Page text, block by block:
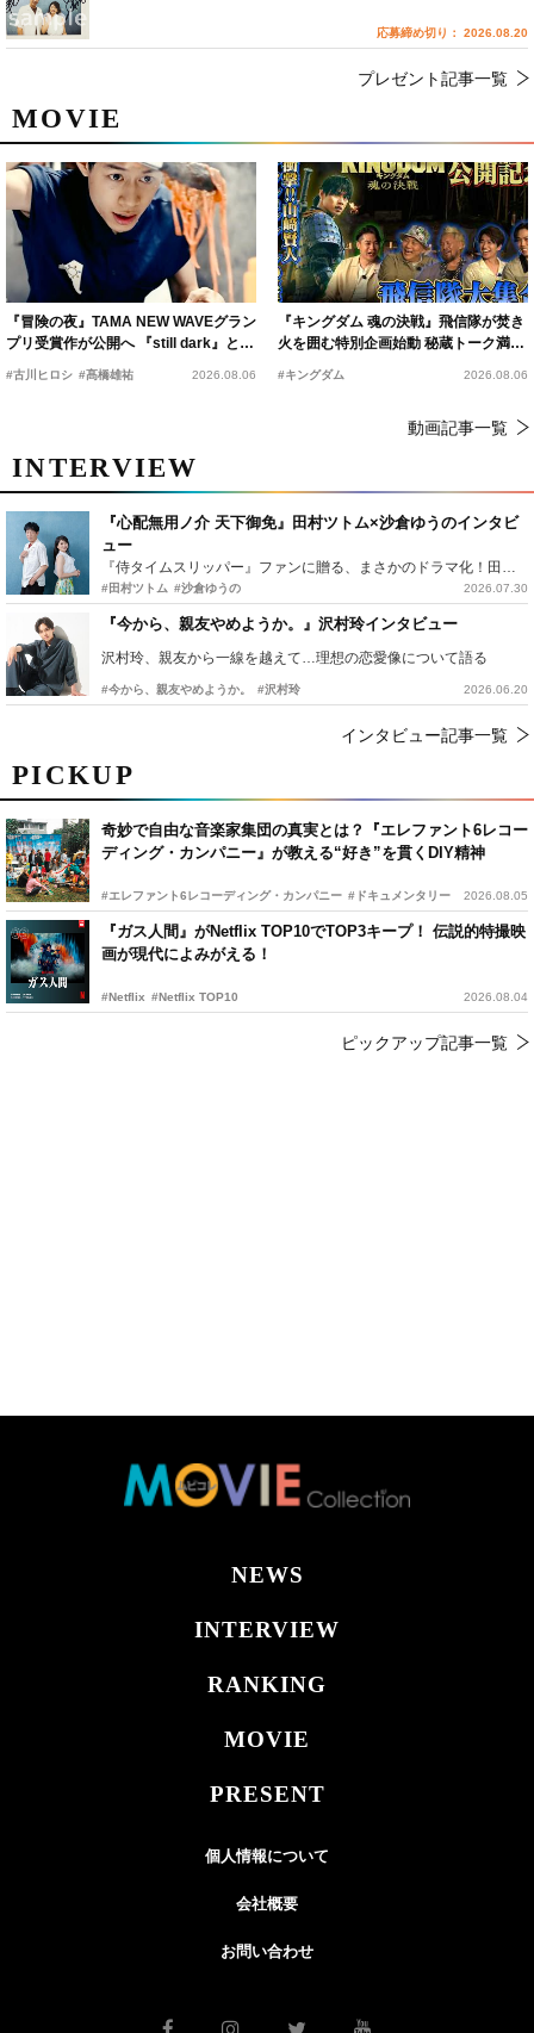
PICKUP
奇妙で自由な音楽家集団の真実とは？『エレファント6レコー
ディング・カンパニー』が教える“好き”を貫くDIY精神
#エレファント6レコーディング・カンパニー #ドキュメンタリー 2026.08.05
『ガス人間』がNetflix TOP10でTOP3キープ！ 伝説的特撮映
画が現代によみがえる！
#Netflix #Netflix TOP10 2026.08.04
ピックアップ記事一覧
MOVIE
『冒険の夜』TAMA NEW WAVEグラン
プリ受賞作が公開へ 『still dark』と同
時上映決定
#古川ヒロシ #髙橋雄祐 2026.08.06
『キングダム 魂の決戦』飛信隊が焚き
火を囲む特別企画始動 秘蔵トーク満載
の“キングダムキャンプ”開催
#キングダム 2026.08.06
動画記事一覧
INTERVIEW
『心配無用ノ介 天下御免』田村ツトム×沙倉ゆうのインタビ
ュー
『侍タイムスリッパー』ファンに贈る、まさかのドラマ化！田村ツトム×沙倉ゆうのが語る『心配無用ノ介』撮影秘話
#田村ツトム #沙倉ゆうの 2026.07.30
『今から、親友やめようか。』沢村玲インタビュー
沢村玲、親友から一線を越えて…理想の恋愛像について語る
#今から、親友やめようか。 #沢村玲 2026.06.20
インタビュー記事一覧
応募締め切り： 2026.08.20
プレゼント記事一覧
NEWS
INTERVIEW
RANKING
MOVIE
PRESENT
個人情報について
会社概要
お問い合わせ